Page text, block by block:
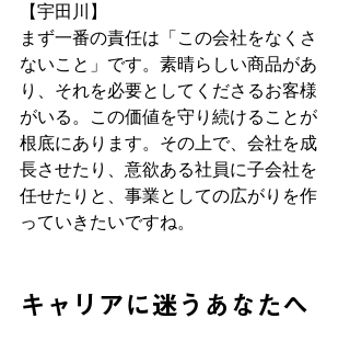
【宇田川】
まず一番の責任は「この会社をなくさ
ないこと」です。素晴らしい商品があ
り、それを必要としてくださるお客様
がいる。この価値を守り続けることが
根底にあります。その上で、会社を成
長させたり、意欲ある社員に子会社を
任せたりと、事業としての広がりを作
っていきたいですね。
キャリアに迷うあなたへ